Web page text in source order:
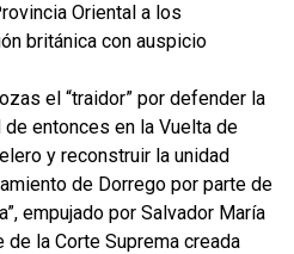
Oriental a los
británica con auspicio
el “traidor” por defender la
de entonces en la Vuelta de
y reconstruir la unidad
de Dorrego por parte de
empujado por Salvador María
la Corte Suprema creada